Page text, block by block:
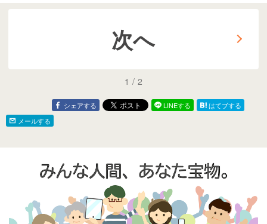
次へ
1 / 2
シェアする LINEする
はてブする
メールする